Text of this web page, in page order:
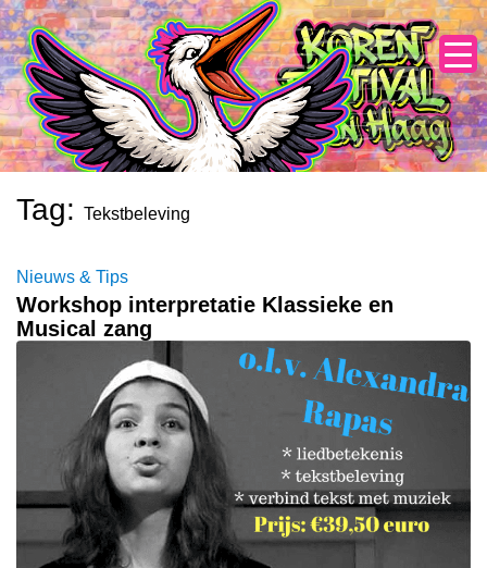
Skip
to
content
Tag: Tekstbeleving
Nieuws & Tips
Workshop interpretatie Klassieke en
Musical zang